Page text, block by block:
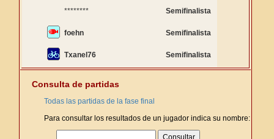
******** Semifinalista
foehn Semifinalista
Txanel76 Semifinalista
Consulta de partidas
Todas las partidas de la fase final
Para consultar los resultados de un jugador indica su nombre: